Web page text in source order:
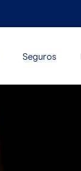
Seguros